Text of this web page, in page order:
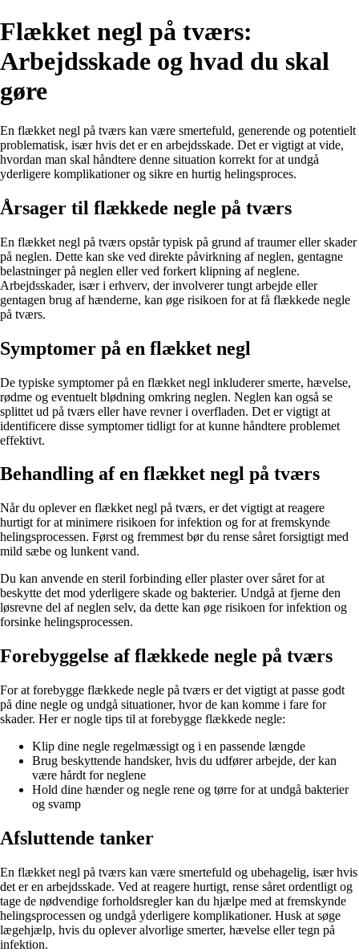
Flækket negl på tværs:
Arbejdsskade og hvad du skal
gøre
En flækket negl på tværs kan være smertefuld, generende og potentielt
problematisk, især hvis det er en arbejdsskade. Det er vigtigt at vide,
hvordan man skal håndtere denne situation korrekt for at undgå
yderligere komplikationer og sikre en hurtig helingsproces.
Årsager til flækkede negle på tværs
En flækket negl på tværs opstår typisk på grund af traumer eller skader
på neglen. Dette kan ske ved direkte påvirkning af neglen, gentagne
belastninger på neglen eller ved forkert klipning af neglene.
Arbejdsskader, især i erhverv, der involverer tungt arbejde eller
gentagen brug af hænderne, kan øge risikoen for at få flækkede negle
på tværs.
Symptomer på en flækket negl
De typiske symptomer på en flækket negl inkluderer smerte, hævelse,
rødme og eventuelt blødning omkring neglen. Neglen kan også se
splittet ud på tværs eller have revner i overfladen. Det er vigtigt at
identificere disse symptomer tidligt for at kunne håndtere problemet
effektivt.
Behandling af en flækket negl på tværs
Når du oplever en flækket negl på tværs, er det vigtigt at reagere
hurtigt for at minimere risikoen for infektion og for at fremskynde
helingsprocessen. Først og fremmest bør du rense såret forsigtigt med
mild sæbe og lunkent vand.
Du kan anvende en steril forbinding eller plaster over såret for at
beskytte det mod yderligere skade og bakterier. Undgå at fjerne den
løsrevne del af neglen selv, da dette kan øge risikoen for infektion og
forsinke helingsprocessen.
Forebyggelse af flækkede negle på tværs
For at forebygge flækkede negle på tværs er det vigtigt at passe godt
på dine negle og undgå situationer, hvor de kan komme i fare for
skader. Her er nogle tips til at forebygge flækkede negle:
Klip dine negle regelmæssigt og i en passende længde
Brug beskyttende handsker, hvis du udfører arbejde, der kan
være hårdt for neglene
Hold dine hænder og negle rene og tørre for at undgå bakterier
og svamp
Afsluttende tanker
En flækket negl på tværs kan være smertefuld og ubehagelig, især hvis
det er en arbejdsskade. Ved at reagere hurtigt, rense såret ordentligt og
tage de nødvendige forholdsregler kan du hjælpe med at fremskynde
helingsprocessen og undgå yderligere komplikationer. Husk at søge
lægehjælp, hvis du oplever alvorlige smerter, hævelse eller tegn på
infektion.